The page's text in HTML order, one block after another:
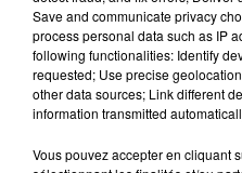
4 août 2026
Save and communicate privacy
process personal data such as IP
following functionalities: Identify
requested; Use precise
other data sources; Link different
information transmitted
Vous pouvez accepter en cliquant